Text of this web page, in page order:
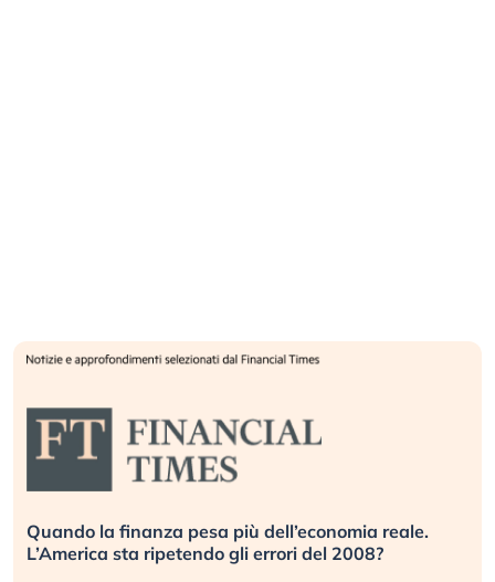
Quando la finanza pesa più dell’economia reale.
L’America sta ripetendo gli errori del 2008?